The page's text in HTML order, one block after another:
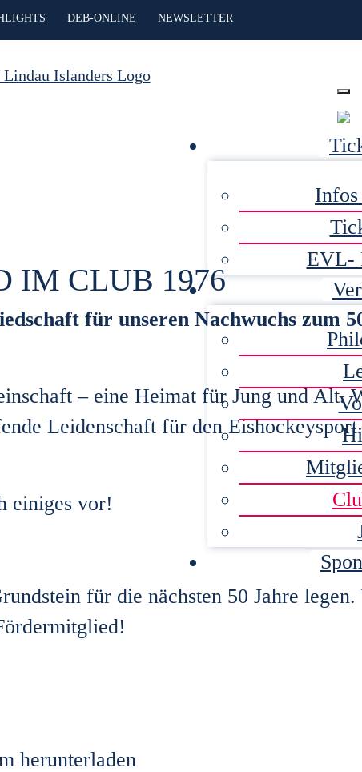
DEB-ONLINE NEWSLETTER
EVL-
IM CLUB 1976
für unseren Nachwuchs zum
– eine Heimat für Jung und Alt.
Leidenschaft für den
einiges vor!
für die nächsten 50 Jahre
herunterladen